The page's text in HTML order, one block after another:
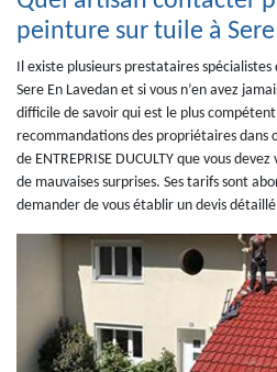
peinture sur tuile à Sere
Il existe plusieurs prestataires
Sere En Lavedan et si vous n’en avez
difficile de savoir qui est le plus
recommandations des propriétaires dans
de ENTREPRISE DUCULTY que vous
de mauvaises surprises. Ses tarifs sont
demander de vous établir un devis